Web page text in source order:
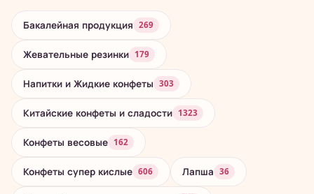
Бакалейная продукция 269
Жевательные резинки 179
Напитки и Жидкие конфеты 303
Китайские конфеты и сладости 1323
Конфеты весовые 162
Конфеты супер кислые 606 Лапша 36